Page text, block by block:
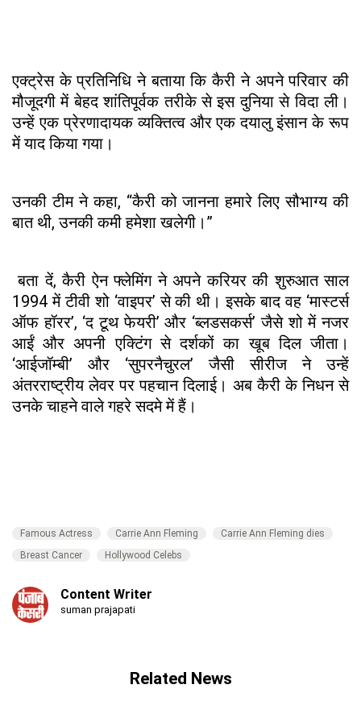
एक्ट्रेस के प्रतिनिधि ने बताया कि कैरी ने अपने परिवार की
मौजूदगी में बेहद शांतिपूर्वक तरीके से इस दुनिया से विदा ली।
उन्हें एक प्रेरणादायक व्यक्तित्व और एक दयालु इंसान के रूप
में याद किया गया।
उनकी टीम ने कहा, “कैरी को जानना हमारे लिए सौभाग्य की
बात थी, उनकी कमी हमेशा खलेगी।”
बता दें, कैरी ऐन फ्लेमिंग ने अपने करियर की शुरुआत साल
1994 में टीवी शो ‘वाइपर’ से की थी। इसके बाद वह ‘मास्टर्स
ऑफ हॉरर’, ‘द टूथ फेयरी’ और ‘ब्लडसकर्स’ जैसे शो में नजर
आईं और अपनी एक्टिंग से दर्शकों का खूब दिल जीता।
‘आईजॉम्बी’ और ‘सुपरनैचुरल’ जैसी सीरीज ने उन्हें
अंतरराष्ट्रीय लेवर पर पहचान दिलाई। अब कैरी के निधन से
उनके चाहने वाले गहरे सदमे में हैं।
Famous Actress Carrie Ann Fleming
Carrie Ann Fleming dies
Breast Cancer
Hollywood Celebs
Content Writer
suman prajapati
Related News